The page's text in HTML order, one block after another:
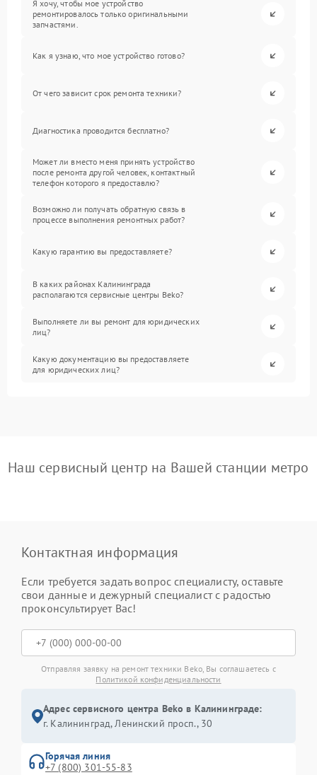
Я хочу, чтобы мое устройство
ремонтировалось только оригинальными
запчастями.
Как я узнаю, что мое устройство готово?
От чего зависит срок ремонта техники?
Диагностика проводится бесплатно?
Может ли вместо меня принять устройство
после ремонта другой человек, контактный
телефон которого я предоставлю?
Возможно ли получать обратную связь в
процессе выполнения ремонтных работ?
Какую гарантию вы предоставляете?
В каких районах Калининграда
располагаются сервисные центры Beko?
Выполняете ли вы ремонт для юридических
лиц?
Какую документацию вы предоставляете
для юридических лиц?
Наш сервисный центр на Вашей станции метро
Контактная информация
Если требуется задать вопрос специалисту, оставьте
свои данные и дежурный специалист с радостью
проконсультирует Вас!
Отправляя заявку на ремонт техники Beko, Вы соглашаетесь с
Политикой конфиденциальности
Адрес сервисного центра Beko в Калининграде:
г. Калининград, Ленинский просп., 30
Горячая линия
+7 (800) 301-55-83